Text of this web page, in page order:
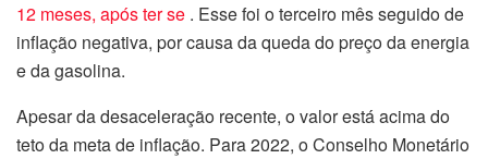
12 meses, após ter se . Esse foi o terceiro mês seguido de
inflação negativa, por causa da queda do preço da energia
e da gasolina.
Apesar da desaceleração recente, o valor está acima do
teto da meta de inflação. Para 2022, o Conselho Monetário